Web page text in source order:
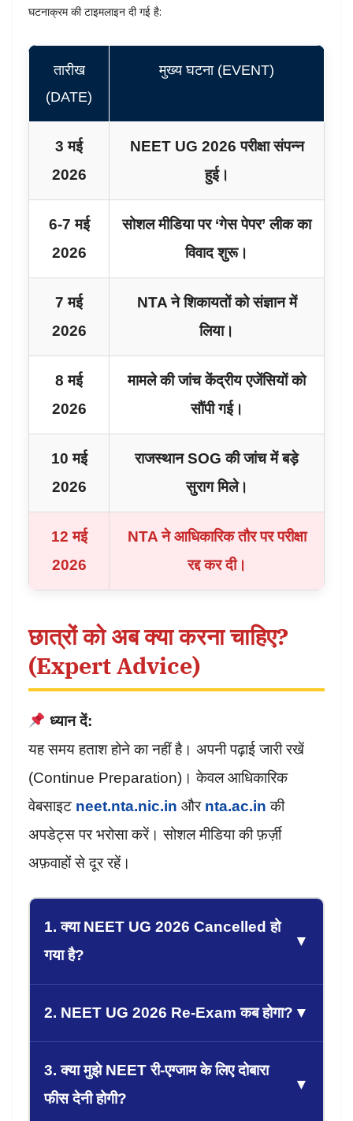
घटनाक्रम की टाइमलाइन दी गई है:
तारीख
(DATE)
मुख्य घटना (EVENT)
3 मई
2026
NEET UG 2026 परीक्षा संपन्न
हुई।
6-7 मई
2026
सोशल मीडिया पर ‘गेस पेपर’ लीक का
विवाद शुरू।
7 मई
2026
NTA ने शिकायतों को संज्ञान में
लिया।
8 मई
2026
मामले की जांच केंद्रीय एजेंसियों को
सौंपी गई।
10 मई
2026
राजस्थान SOG की जांच में बड़े
सुराग मिले।
12 मई
2026
NTA ने आधिकारिक तौर पर परीक्षा
रद्द कर दी।
छात्रों को अब क्या करना चाहिए?
(Expert Advice)
ध्यान दें:
यह समय हताश होने का नहीं है। अपनी पढ़ाई जारी रखें
(Continue Preparation)। केवल आधिकारिक
वेबसाइट neet.nta.nic.in और nta.ac.in की
अपडेट्स पर भरोसा करें। सोशल मीडिया की फ़र्ज़ी
अफ़वाहों से दूर रहें।
1. क्या NEET UG 2026 Cancelled हो
गया है?
▼
2. NEET UG 2026 Re-Exam कब होगा? ▼
3. क्या मुझे NEET री-एग्जाम के लिए दोबारा
फीस देनी होगी?
▼